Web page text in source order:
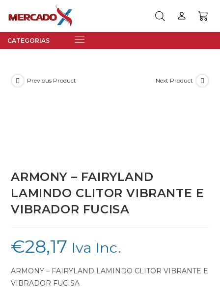
Previous Product Next Product
ARMONY – FAIRYLAND
LAMINDO CLITOR VIBRANTE E
VIBRADOR FUCISA
€28,17 Iva Inc.
ARMONY – FAIRYLAND LAMINDO CLITOR VIBRANTE E
VIBRADOR FUCISA